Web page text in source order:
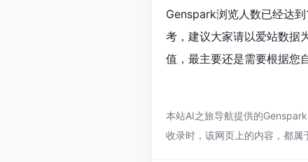
Genspark浏览人数已经达
考，建议大家请以爱站数据
值，最主要还是需要根据您
本站AI之旅导航提供的
收录时，该网页上的内容，都属